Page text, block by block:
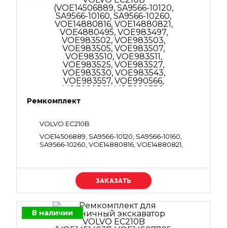
Ремкомплект
VOLVO EC210B
VOE14506889, SA9566-10120, SA9566-10160,
SA9566-10260, VOE14880816, VOE14880821,
VOE983510, VOE983511, VOE983525, VOE983527,
VOE983530, VOE983543, VOE983557,
VOE990566, VOE990569, VOE990756,
VOE993323, VOE932042
Уточняйте цену
В наличии